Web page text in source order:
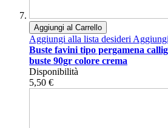
Aggiungi al Carrello
Aggiungi alla lista desideri
Buste favini tipo pergamena
buste 90gr colore crema
Disponibilità
5,50 €